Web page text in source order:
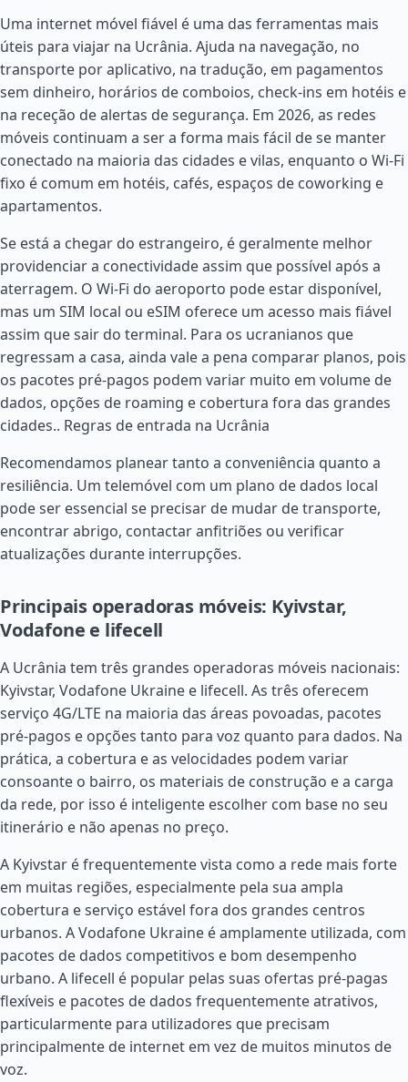
Uma internet móvel fiável é uma das ferramentas mais
úteis para viajar na Ucrânia. Ajuda na navegação, no
transporte por aplicativo, na tradução, em pagamentos
sem dinheiro, horários de comboios, check-ins em hotéis e
na receção de alertas de segurança. Em 2026, as redes
móveis continuam a ser a forma mais fácil de se manter
conectado na maioria das cidades e vilas, enquanto o Wi-Fi
fixo é comum em hotéis, cafés, espaços de coworking e
apartamentos.
Se está a chegar do estrangeiro, é geralmente melhor
providenciar a conectividade assim que possível após a
aterragem. O Wi-Fi do aeroporto pode estar disponível,
mas um SIM local ou eSIM oferece um acesso mais fiável
assim que sair do terminal. Para os ucranianos que
regressam a casa, ainda vale a pena comparar planos, pois
os pacotes pré-pagos podem variar muito em volume de
dados, opções de roaming e cobertura fora das grandes
cidades.. Regras de entrada na Ucrânia
Recomendamos planear tanto a conveniência quanto a
resiliência. Um telemóvel com um plano de dados local
pode ser essencial se precisar de mudar de transporte,
encontrar abrigo, contactar anfitriões ou verificar
atualizações durante interrupções.
Principais operadoras móveis: Kyivstar,
Vodafone e lifecell
A Ucrânia tem três grandes operadoras móveis nacionais:
Kyivstar, Vodafone Ukraine e lifecell. As três oferecem
serviço 4G/LTE na maioria das áreas povoadas, pacotes
pré-pagos e opções tanto para voz quanto para dados. Na
prática, a cobertura e as velocidades podem variar
consoante o bairro, os materiais de construção e a carga
da rede, por isso é inteligente escolher com base no seu
itinerário e não apenas no preço.
A Kyivstar é frequentemente vista como a rede mais forte
em muitas regiões, especialmente pela sua ampla
cobertura e serviço estável fora dos grandes centros
urbanos. A Vodafone Ukraine é amplamente utilizada, com
pacotes de dados competitivos e bom desempenho
urbano. A lifecell é popular pelas suas ofertas pré-pagas
flexíveis e pacotes de dados frequentemente atrativos,
particularmente para utilizadores que precisam
principalmente de internet em vez de muitos minutos de
voz.